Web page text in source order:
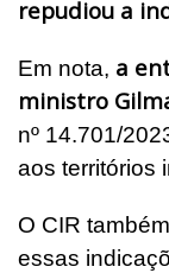
repudiou a
Em nota, a
ministro
nº 14.701/
aos territórios
O CIR
essas